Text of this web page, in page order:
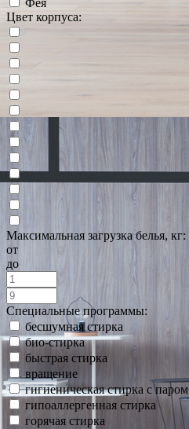
Фея
Цвет корпуса:
Максимальная загрузка белья, кг:
от
до
Специальные программы:
бесшумная стирка
био-стирка
быстрая стирка
вращение
гигиеническая стирка с паром
гипоаллергенная стирка
горячая стирка